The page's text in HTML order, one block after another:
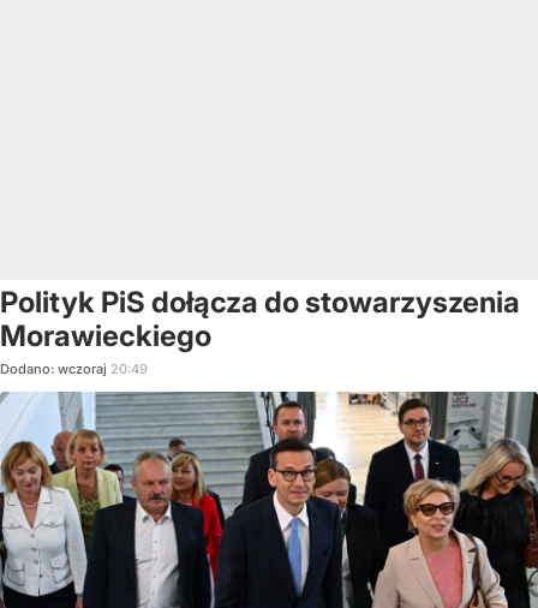
Polityk PiS dołącza do stowarzyszenia
Morawieckiego
Dodano: wczoraj 20:49